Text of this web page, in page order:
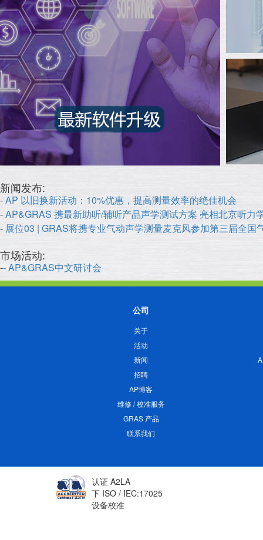
新闻发布:
-AP 以旧换新活动：10%优惠，提高测量效率的绝佳机会
-AP&GRAS 携最新助听/辅听产品声学测试方案 亮相北京听力
- 展位03 | GRAS将携专业气动声学测量麦克风参加第三届全国
市场活动:
-- AP&GRAS中文研讨会
公司
关于
活动
新闻
招聘
AP博客
维修 / 校准服务
GRAS 产品
联系我们
认证 A2LA
下 ISO / IEC:17025
设备校准